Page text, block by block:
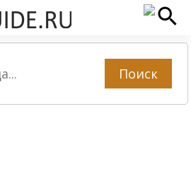
Поиск